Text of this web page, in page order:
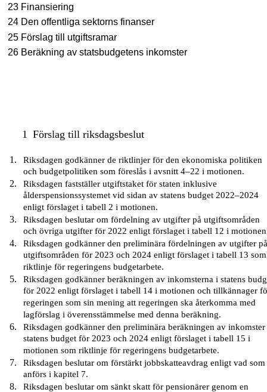
23 Finansiering
24 Den offentliga sektorns finanser
25 Förslag till utgiftsramar
26 Beräkning av statsbudgetens inkomster
1 Förslag till riksdagsbeslut
Riksdagen godkänner de riktlinjer för den ekonomiska politiken
och budgetpolitiken som föreslås i avsnitt 4–22 i motionen.
Riksdagen fastställer utgiftstaket för staten inklusive
ålderspensionssystemet vid sidan av statens budget 2022–2024
enligt förslaget i tabell 2 i motionen.
Riksdagen beslutar om fördelning av utgifter på utgiftsområden
och övriga utgifter för 2022 enligt förslaget i tabell 12 i
Riksdagen godkänner den preliminära fördelningen av utgifter
utgiftsområden för 2023 och 2024 enligt förslaget i tabell 13 som
riktlinje för regeringens budgetarbete.
Riksdagen godkänner beräkningen av inkomsterna i statens
för 2022 enligt förslaget i tabell 14 i motionen och tillkännager
regeringen som sin mening att regeringen ska återkomma med
lagförslag i överensstämmelse med denna beräkning.
Riksdagen godkänner den preliminära beräkningen av
statens budget för 2023 och 2024 enligt förslaget i tabell 15 i
motionen som riktlinje för regeringens budgetarbete.
Riksdagen beslutar om förstärkt jobbskatteavdrag enligt vad som
anförs i kapitel 7.
Riksdagen beslutar om sänkt skatt för pensionärer genom en